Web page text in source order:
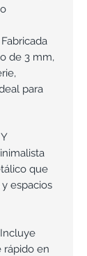
de 3 mm,
para
que
espacios
Incluye
rápido en